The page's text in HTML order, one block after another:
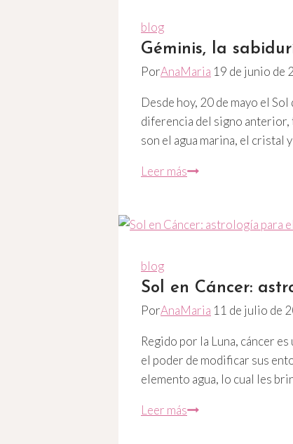
blog
Géminis, la
PorAnaMaria 19 de junio de
Desde hoy, 20 de mayo el
diferencia del signo anterior,
son el agua marina, el cristal
Leer másGéminis,
del
blog
Sol en Cáncer:
PorAnaMaria 11 de julio de
Regido por la Luna, cáncer
el poder de modificar sus
elemento agua, lo cual les
Leer másSol